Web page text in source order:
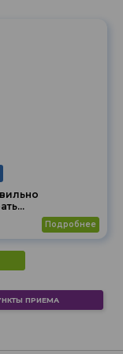
чистящие
для стирки?
подробнее
ПРИЕМА